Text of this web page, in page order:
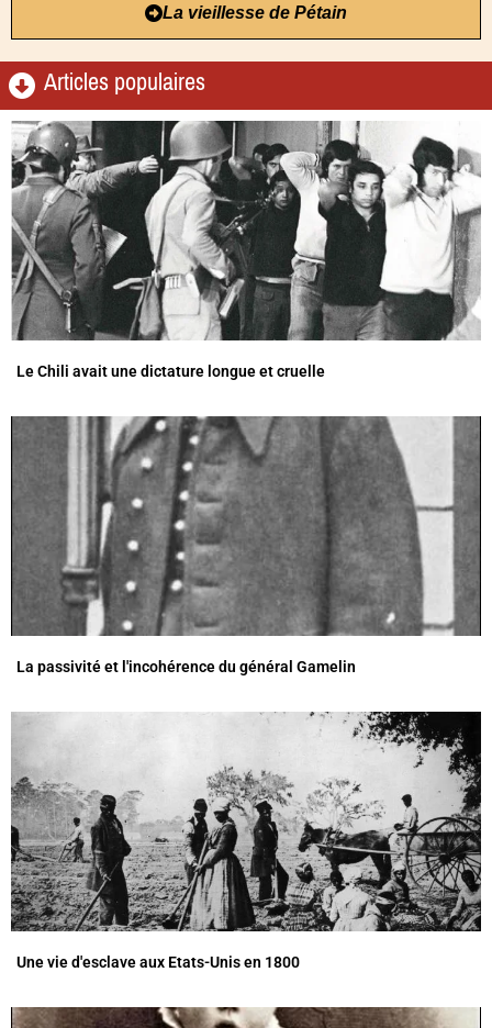
La vieillesse de Pétain
Articles populaires
Le Chili avait une dictature longue et cruelle
La passivité et l'incohérence du général Gamelin
Une vie d'esclave aux Etats-Unis en 1800